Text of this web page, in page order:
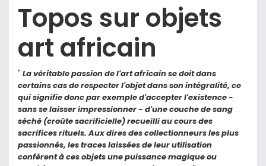
Topos sur objets
art africain
" La véritable passion de l'art africain se doit dans
certains cas de respecter l'objet dans son intégralité, ce
qui signifie donc par exemple d'accepter l'existence -
sans se laisser impressionner - d'une couche de sang
séché (croûte sacrificielle) recueilli au cours des
sacrifices rituels. Aux dires des collectionneurs les plus
passionnés, les traces laissées de leur utilisation
confèrent à ces objets une puissance magique ou